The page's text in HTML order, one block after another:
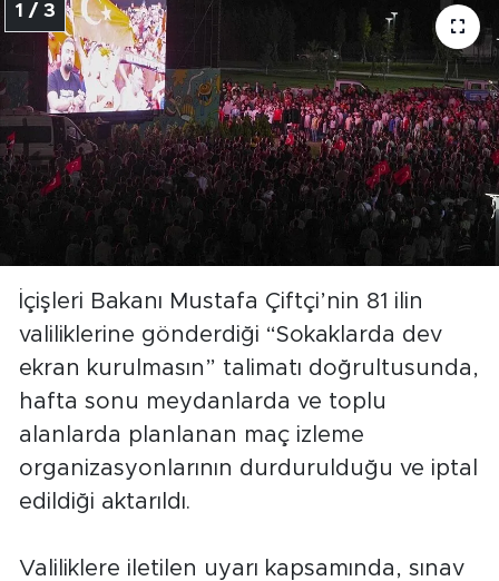
1 / 3
İçişleri Bakanı Mustafa Çiftçi’nin 81 ilin
valiliklerine gönderdiği “Sokaklarda dev
ekran kurulmasın” talimatı doğrultusunda,
hafta sonu meydanlarda ve toplu
alanlarda planlanan maç izleme
organizasyonlarının durdurulduğu ve iptal
edildiği aktarıldı.
Valiliklere iletilen uyarı kapsamında, sınav